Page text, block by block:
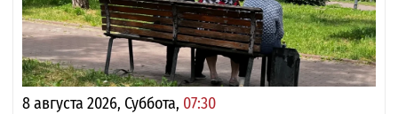
8 августа 2026, Суббота, 07:30